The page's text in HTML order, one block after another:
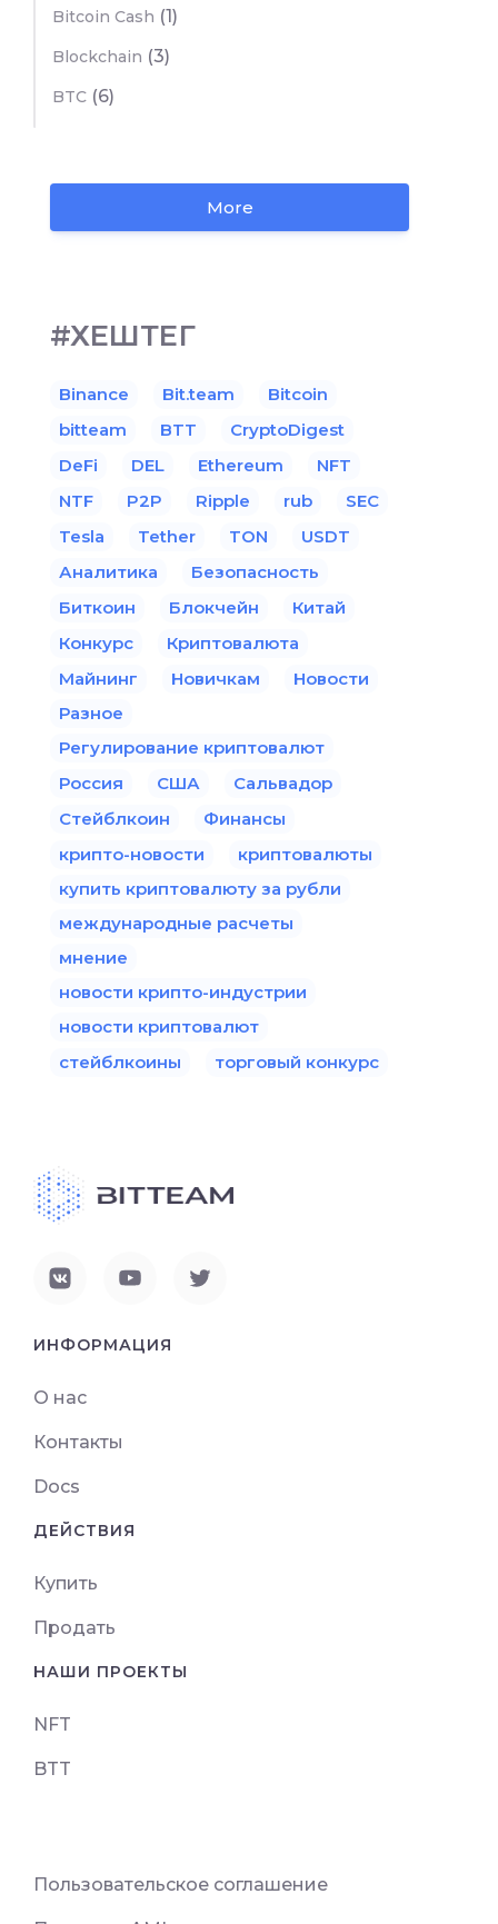
Bitcoin Cash (1)
Blockchain (3)
BTC (6)
More
#ХЕШТЕГ
Binance Bit.team
Bitcoin
bitteam
BTT
CryptoDigest
DeFi
DEL Ethereum
NFT
NTF
P2P Ripple rub
SEC
Tesla
Tether TON
USDT
Аналитика
Безопасность
Биткоин
Блокчейн
Китай
Конкурс
Криптовалюта
Майнинг
Новичкам
Новости
Разное
Регулирование криптовалют
Россия
США
Сальвадор
Стейблкоин
Финансы
крипто-новости
криптовалюты
купить криптовалюту за рубли
международные расчеты
мнение
новости крипто-индустрии
новости криптовалют
стейблкоины
торговый конкурс
ИНФОРМАЦИЯ
О нас
Контакты
Docs
ДЕЙСТВИЯ
Купить
Продать
НАШИ ПРОЕКТЫ
NFT
BTT
Пользовательское соглашение